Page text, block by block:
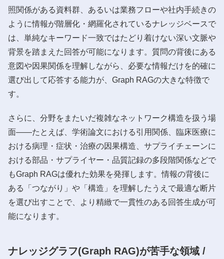
照関係がある資料群、あるいは業務フローや社内手続きの
ように情報が階層化・網羅化されているナレッジベースで
は、単純なキーワード一致ではたどり着けない深い文脈や
背景を踏まえた回答が可能になります。質問の背後にある
意図や因果関係を理解しながら、必要な情報だけを的確に
選び出して応答する能力が、Graph RAGの大きな特徴で
す。
さらに、分野をまたいだ複雑なネットワーク構造を扱う場
面――たとえば、学術論文における引用関係、臨床医療に
おける病理・症状・治療の因果構造、サプライチェーンに
おける部品・サプライヤー・品質記録の多段階関係などで
もGraph RAGは優れた効果を発揮します。情報の背後に
ある「つながり」や「構造」を理解したうえで最適な断片
を選び出すことで、より精緻で一貫性のある回答生成が可
能になります。
ナレッジグラフ(Graph RAG)が苦手な領域 /